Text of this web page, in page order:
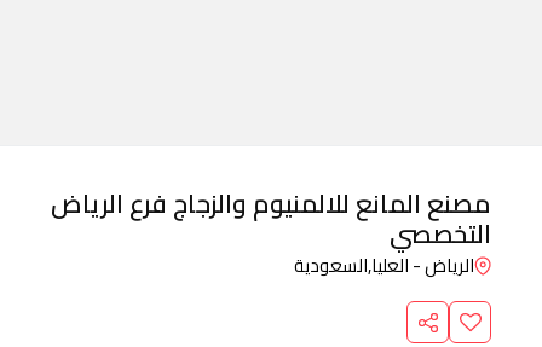
مصنع المانع للالمنيوم والزجاج فرع الرياض
التخصصي
الرياض - العليا,السعودية